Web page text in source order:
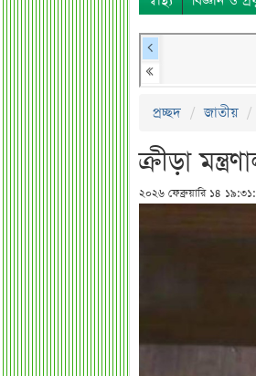
প্রচ্ছদ জাতীয়
ক্রীড়া
২০২৬ ফেব্রুয়ারি ১৪